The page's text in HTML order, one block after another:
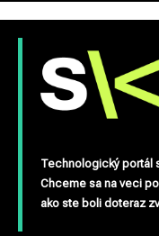
Technologický portál
Chceme sa na veci
ako ste boli doteraz